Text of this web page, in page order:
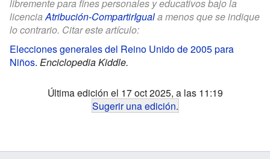
libremente para fines personales y educativos bajo la
licenciaAtribución-CompartirIguala menos que se indique
lo contrario. Citar este artículo:
Elecciones generales del Reino Unido de 2005 para
Niños. Enciclopedia Kiddle.
Última edición el 17 oct 2025, a las 11:19
Sugerir una edición.